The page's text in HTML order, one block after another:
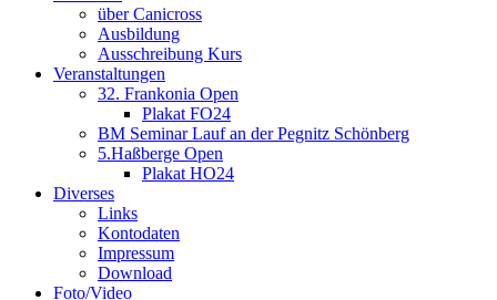
über Canicross
Ausbildung
Ausschreibung Kurs
Veranstaltungen
32. Frankonia Open
Plakat FO24
BM Seminar Lauf an der Pegnitz Schönberg
5.Haßberge Open
Plakat HO24
Diverses
Links
Kontodaten
Impressum
Download
Foto/Video